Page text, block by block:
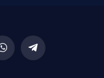
WhatsAppTelegram